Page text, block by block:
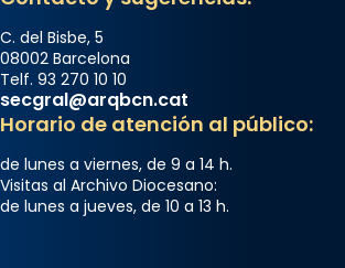
C. del Bisbe, 5
08002 Barcelona
Telf. 93 270 10 10
secgral@arqbcn.cat
Horario de atención al público:
de lunes a viernes, de 9 a 14 h.
Visitas al Archivo Diocesano:
de lunes a jueves, de 10 a 13 h.